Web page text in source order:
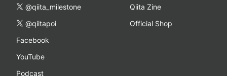
@qiita_milestone
@qiitapoi
Facebook
YouTube
Podcast
Qiita Zine
Official Shop